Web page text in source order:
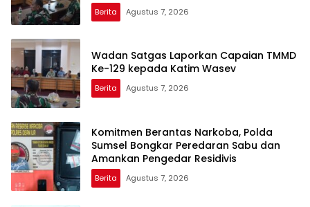
Berita Agustus 7, 2026
Wadan Satgas Laporkan Capaian TMMD
Ke-129 kepada Katim Wasev
Berita Agustus 7, 2026
Komitmen Berantas Narkoba, Polda
Sumsel Bongkar Peredaran Sabu dan
Amankan Pengedar Residivis
Berita Agustus 7, 2026